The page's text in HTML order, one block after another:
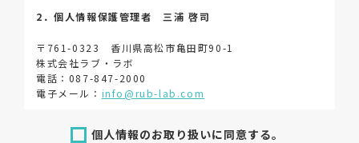
2．個人情報保護管理者 三浦 啓司
〒761-0323 香川県高松市亀田町90-1
株式会社ラブ・ラボ
電話：087-847-2000
電子メール： info@rub-lab.com
3．個人情報（保有個人データを含む）の利用目的
個人情報のお取り扱いに同意する。